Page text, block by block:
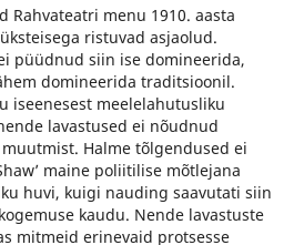
Rahvateatri menu 1910. aasta
ristuvad asjaolud.
püüdnud siin ise domineerida,
domineerida traditsioonil.
iseenesest meelelahutusliku
lavastused ei nõudnud
Halme tõlgendused ei
maine poliitilise mõtlejana
huvi, kuigi nauding saavutati siin
kaudu. Nende lavastuste
mitmeid erinevaid protsesse